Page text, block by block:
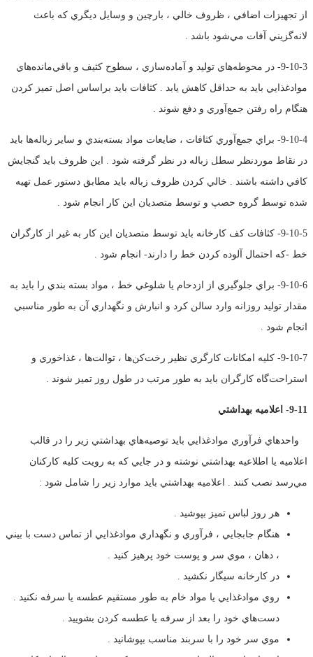
از تجهيزات اضافي ، ظروف خالي ، بارچين و وسايل ديگري كه باعث
لانه‌گزيني آفات مي‌شود باشد .
9-10-3- در محوطه‌هاي توليد و آماده‌سازي ، سطوح كثيف و باقي‌مانده‌هاي
موادغذايي بايد به حداقل كاهش يابد . كثافات بايد براساس اصل تميز كردن
هنگام راه رفتن جمع‌آوري و دفع شوند .
9-10-4- براي جمع‌آوري كثافات ، ضايعات مواد بسته‌بندي و ساير زباله‌ها بايد
در نقاط موردنظر سطل زباله در نظر گرفته شود . اين ظروف بايد گنجايش
كافي داشته باشند . خالي كردن ظروف زباله بايد مطابق دستور عمل تهيه
شده توسط گروه حصپ و توسط متصديان اين كار انجام شود .
9-10-5- كثافات كف كارخانه بايد توسط متصديان اين كار به غير از كارگران
خط -كه احتمال آلوده كردن خط را دارند- انجام شود .
9-10-6- براي جلوگيري از ازدحام يا شلوغي خط ، مواد بسته بندي را بايد به
مقدار توليد روزانه وارد سالن كرد و انبارش و نگهداري آن به طور مناسبي
انجام شود .
9-10-7- كليه امكانات كارگري نظير رخت‌كن‌ها ، توالت‌ها ، غذاخوري و
استراحت‌گاه كارگران بايد به طور مرتب در طول روز تميز شوند .
9-11- اعلاميه بهداشتي
واحدهاي فرآوري موادغذايي بايد توصيه‌هاي بهداشتي زير را در قالب
اعلاميه يا اطلاعيه بهداشتي نوشته و در جايي كه به رويت كليه كاركنان
مي‌رسد نصب كنند . اعلاميه بهداشتي بايد موارد زير را شامل شود :
هر روز لباس تميز بپوشيد .
هنگام جابجايي ، فرآوري و نگهداري موادغذايي از تماس دست با بيني
، دهان ، موي سر و پوست خود پرهيز كنيد .
در كارخانه سيگار نكشيد .
روي موادغذايي يا مواد خام به طور مستقيم عطسه يا سرفه نكنيد .
دست‌هاي خود را بعد از سرفه يا عطسه كردن بشوييد .
موي سر خود را با سربند مناسب بپوشانيد .